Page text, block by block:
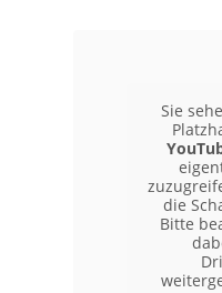
Sie
die
Bitte